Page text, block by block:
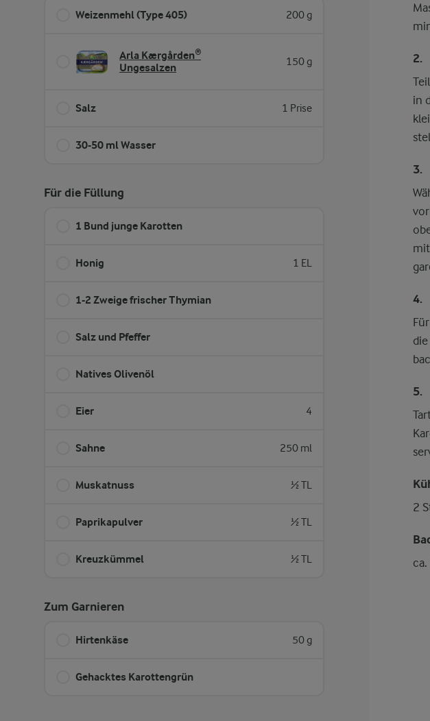
Weizenmehl (Type 405) 200 g
Arla Kærgården®
Ungesalzen
150 g
Salz 1 Prise
30-50 ml Wasser
Für die Füllung
1 Bund junge Karotten
Honig 1 EL
1-2 Zweige frischer Thymian
Salz und Pfeffer
Natives Olivenöl
Eier 4
Sahne 250 ml
Muskatnuss ½ TL
Paprikapulver ½ TL
Kreuzkümmel ½ TL
Zum Garnieren
Hirtenkäse 50 g
Gehacktes Karottengrün
2.
in
3.
4.
5.
2